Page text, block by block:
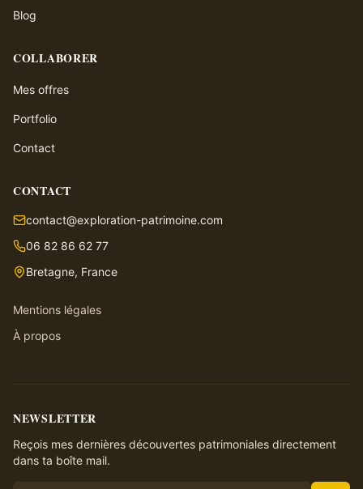
Blog
COLLABORER
Mes offres
Portfolio
Contact
CONTACT
contact@exploration-patrimoine.com
06 82 86 62 77
Bretagne, France
Mentions légales
À propos
NEWSLETTER
Reçois mes dernières découvertes patrimoniales directement
dans ta boîte mail.